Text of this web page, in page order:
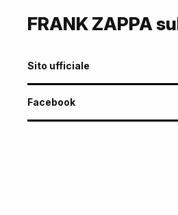
FRANK ZAPPA
Sito ufficiale
Facebook